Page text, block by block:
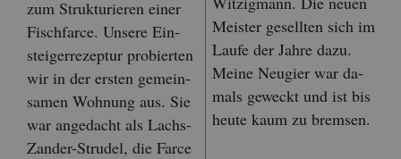
zum Struk­tu­rie­ren einer
Fisch­far­ce. Un­se­re Ein­
stei­ger­re­zep­tur pro­bier­ten
wir in der ers­ten ge­mein­
sa­men Woh­nung aus. Sie
war an­ge­dacht als Lachs-
Zan­der-Stru­del, die Farce
Meis­ter ge­sell­ten sich im
Laufe der Jahre dazu.
Meine Neu­gier war da­
mals ge­weckt und ist bis
heute kaum zu brem­sen.